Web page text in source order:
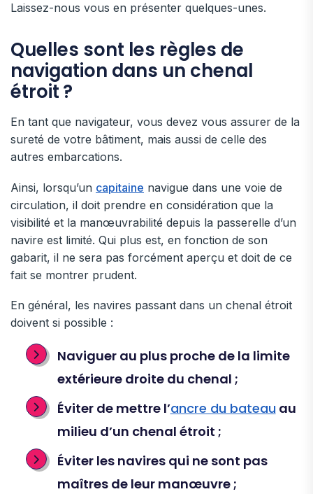
Laissez-nous vous en présenter quelques-unes.
Quelles sont les règles de
navigation dans un chenal
étroit ?
En tant que navigateur, vous devez vous assurer de la
sureté de votre bâtiment, mais aussi de celle des
autres embarcations.
Ainsi, lorsqu’un capitaine navigue dans une voie de
circulation, il doit prendre en considération que la
visibilité et la manœuvrabilité depuis la passerelle d’un
navire est limité. Qui plus est, en fonction de son
gabarit, il ne sera pas forcément aperçu et doit de ce
fait se montrer prudent.
En général, les navires passant dans un chenal étroit
doivent si possible :
Naviguer au plus proche de la limite
extérieure droite du chenal ;
Éviter de mettre l’ancre du bateau au
milieu d’un chenal étroit ;
Éviter les navires qui ne sont pas
maîtres de leur manœuvre ;